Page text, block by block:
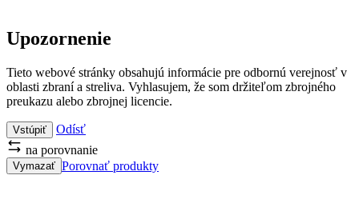
Upozornenie
Tieto webové stránky obsahujú informácie pre odbornú verejnosť v
oblasti zbraní a streliva. Vyhlasujem, že som držiteľom zbrojného
preukazu alebo zbrojnej licencie.
Vstúpiť
Odísť
na porovnanie
Vymazať Porovnať produkty